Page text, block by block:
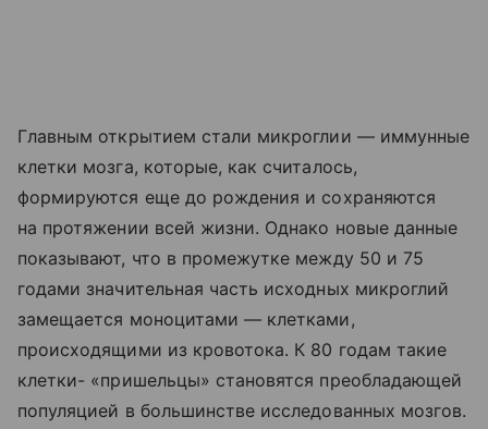
Главным открытием стали микроглии — иммунные
клетки мозга, которые, как считалось,
формируются еще до рождения и сохраняются
на протяжении всей жизни. Однако новые данные
показывают, что в промежутке между 50 и 75
годами значительная часть исходных микроглий
замещается моноцитами — клетками,
происходящими из кровотока. К 80 годам такие
клетки- «пришельцы» становятся преобладающей
популяцией в большинстве исследованных мозгов.